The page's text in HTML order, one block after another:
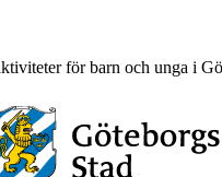
för barn och unga i